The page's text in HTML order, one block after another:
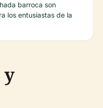
barroca son
los entusiastas de la
y